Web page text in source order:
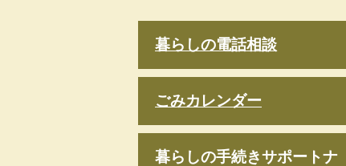
暮らしの電話相談
ごみカレンダー
暮らしの手続きサポートナ